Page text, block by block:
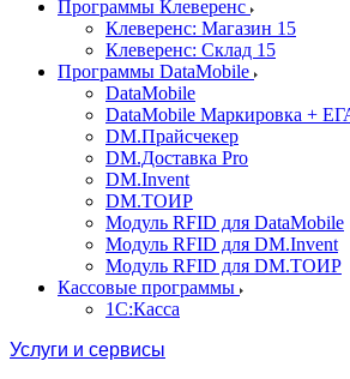
Программы Клеверенс
Клеверенс: Магазин 15
Клеверенс: Склад 15
Программы DataMobile
DataMobile
DataMobile Маркировка +
DM.Прайсчекер
DM.Доставка Pro
DM.Invent
DM.ТОИР
Модуль RFID для DataMobile
Модуль RFID для DM.Invent
Модуль RFID для DM.ТОИР
Кассовые программы
1С:Касса
Услуги и сервисы